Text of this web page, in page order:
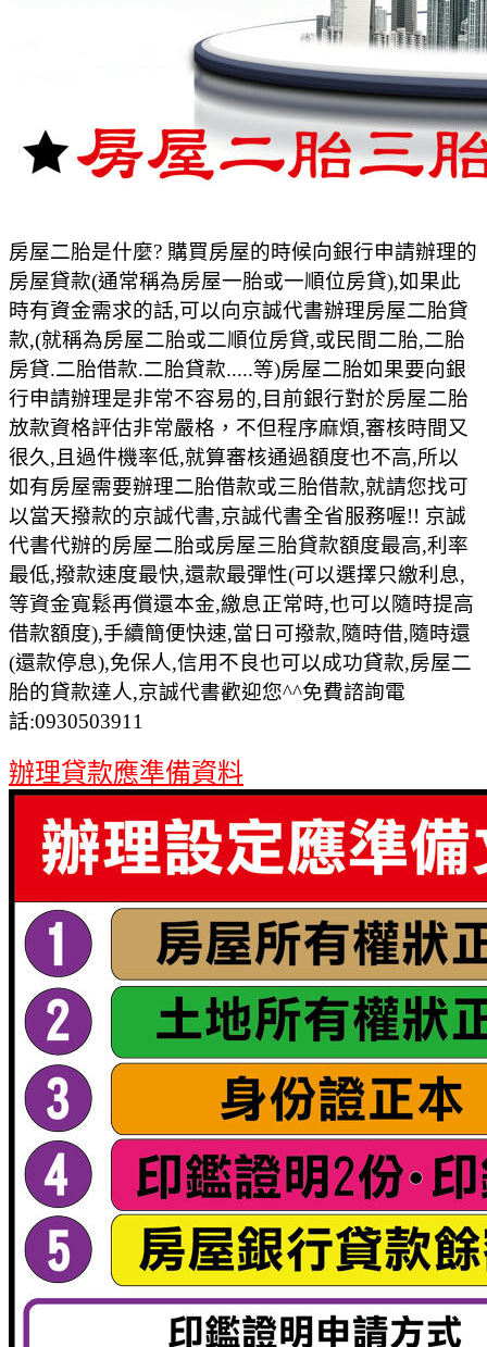
房屋二胎是什麼? 購買房屋的時候向銀行申請辦理的
房屋貸款(通常稱為房屋一胎或一順位房貸),如果此
時有資金需求的話,可以向京誠代書辦理房屋二胎貸
款,(就稱為房屋二胎或二順位房貸,或民間二胎,二胎
房貸.二胎借款.二胎貸款.....等)房屋二胎如果要向銀
行申請辦理是非常不容易的,目前銀行對於房屋二胎
放款資格評估非常嚴格，不但程序麻煩,審核時間又
很久,且過件機率低,就算審核通過額度也不高,所以
如有房屋需要辦理二胎借款或三胎借款,就請您找可
以當天撥款的京誠代書,京誠代書全省服務喔!! 京誠
代書代辦的房屋二胎或房屋三胎貸款額度最高,利率
最低,撥款速度最快,還款最彈性(可以選擇只繳利息,
等資金寬鬆再償還本金,繳息正常時,也可以隨時提高
借款額度),手續簡便快速,當日可撥款,隨時借,隨時還
(還款停息),免保人,信用不良也可以成功貸款,房屋二
胎的貸款達人,京誠代書歡迎您^^免費諮詢電
話:0930503911
辦理貸款應準備資料